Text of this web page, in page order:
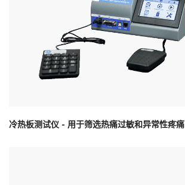
冷热板测试仪 - 用于筛选热痛过敏和异常性疼痛